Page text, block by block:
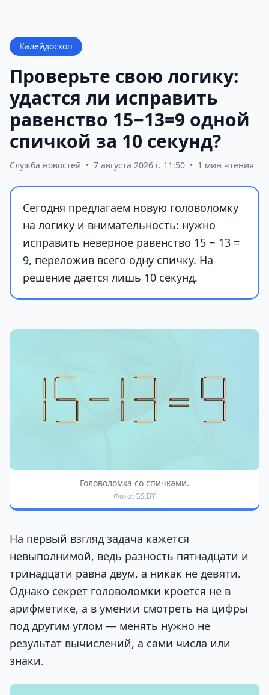
Калейдоскоп
Проверьте свою логику:
удастся ли исправить
равенство 15−13=9 одной
спичкой за 10 секунд?
Служба новостей • 7 августа 2026 г. 11:50 • 1 мин чтения
Сегодня предлагаем новую головоломку
на логику и внимательность: нужно
исправить неверное равенство 15 − 13 =
9, переложив всего одну спичку. На
решение дается лишь 10 секунд.
Головоломка со спичками.
Фото: GS.BY
На первый взгляд задача кажется
невыполнимой, ведь разность пятнадцати и
тринадцати равна двум, а никак не девяти.
Однако секрет головоломки кроется не в
арифметике, а в умении смотреть на цифры
под другим углом — менять нужно не
результат вычислений, а сами числа или
знаки.